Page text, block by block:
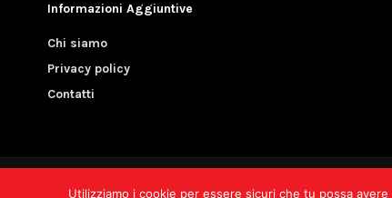
Informazioni Aggiuntive
Chi siamo
Privacy policy
Contatti
AVIS Provinciale Torino O.d.V. - Via Piave, 54
Utilizziamo i cookie per essere sicuri che tu possa